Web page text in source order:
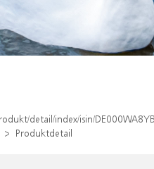
detail/index/isin/
Produktdetail